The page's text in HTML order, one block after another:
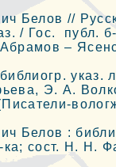
Белов //
/ Гос. публ. б
–
Э. А.
Белов :
ка; cост. Н. Н.